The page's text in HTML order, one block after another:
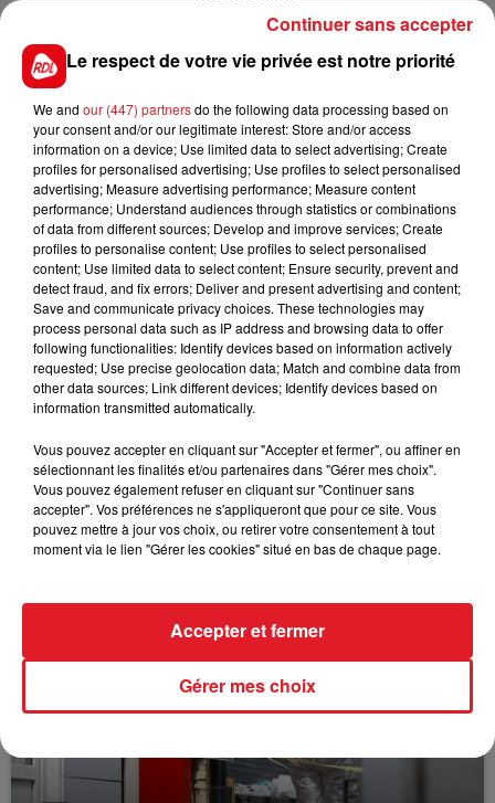
Il va débuter à Cagnes, mais le
tracé ne devrait pas lui poser de probléme. Il a la
qualité necessaire pour obtenir une place dans le
quinté.
1 VERNISSAGE GRIF: 4éme l'an dernier en marchant
- de 1'10, il a eu un petit probléme durant le seconde
semestre 2023, mais tout semble résorbé. Elle reste
capable de bien faire
10 DAUGHTER AS: Dans un groupe à Vincennes, elle
n'a pas eu toutes ses aises, alors qu'elle finissait
avec des ressources intactes. La piste de Cagnes,
devrait servir ses interêts, et peut venir se glisser
en fin de combinaison
*********
En direct des pistes :
Cagnes/mer ( R1) : 614 FLOREAL (1e)- 704 KAIRI DU
DAMIER (2e) -
FIL D'ACTUS
Le respect de votre vie privée est notre priorité
We and our (447) partnersdo the following data processing based on
your consent and/or our legitimate interest: Store and/or access
information on a device; Use limited data to select advertising; Create
profiles for personalised advertising; Use profiles to select personalised
advertising; Measure advertising performance; Measure content
performance; Understand audiences through statistics or combinations
of data from different sources; Develop and improve services; Create
profiles to personalise content; Use profiles to select personalised
content; Use limited data to select content; Ensure security, prevent and
detect fraud, and fix errors; Deliver and present advertising and content;
Save and communicate privacy choices. These technologies may
process personal data such as IP address and browsing data to offer
following functionalities: Identify devices based on information actively
requested; Use precise geolocation data; Match and combine data from
other data sources; Link different devices; Identify devices based on
information transmitted automatically.
Vous pouvez accepter en cliquant sur "Accepter et fermer", ou affiner en
sélectionnant les finalités et/ou partenaires dans "Gérer mes choix".
Vous pouvez également refuser en cliquant sur "Continuer sans
accepter". Vos préférences ne s'appliqueront que pour ce site. Vous
pouvez mettre à jour vos choix, ou retirer votre consentement à tout
moment via le lien "Gérer les cookies" situé en bas de chaque page.
Gérer mes choix
Accepter et fermer
Continuer sans accepter